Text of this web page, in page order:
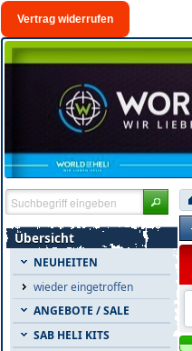
Vertrag widerrufen
Übersicht
NEUHEITEN
wieder eingetroffen
ANGEBOTE / SALE
SAB HELI KITS